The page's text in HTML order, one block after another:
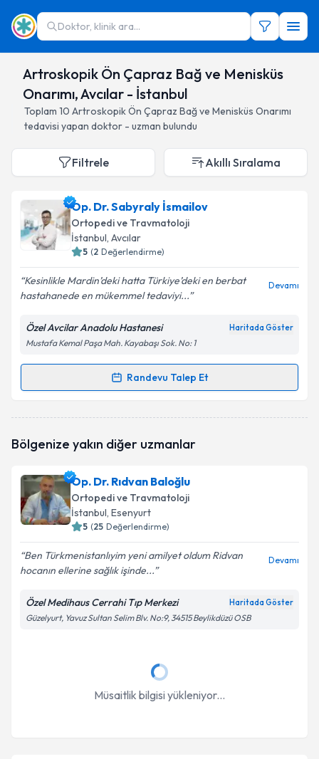
Doktor, klinik ara...
Artroskopik Ön Çapraz Bağ ve Menisküs
Onarımı, Avcılar - İstanbul
Toplam 10 Artroskopik Ön Çapraz Bağ ve Menisküs Onarımı
tedavisi yapan doktor - uzman bulundu
Filtrele Akıllı Sıralama
Op. Dr. Sabyraly İsmailov
Ortopedi ve Travmatoloji
İstanbul, Avcılar
5 (2 Değerlendirme)
Kesinlikle Mardin’deki hatta Türkiye’deki en berbat
hastahanede en mükemmel tedaviyi...
Devamı
Özel Avcilar Anadolu Hastanesi Haritada Göster
Mustafa Kemal Paşa Mah. Kayabaşı Sok. No: 1
Randevu Talep Et
Randevu Takvimi Talebi
oluşturun. Size bu uzmandan randevu almanız için bir
E-posta Adresiniz
Kişisel verilerimin işlenmesine ilişkinAydınlatma
Metni 'ni okudum ve kişisel verilerimin belirtilen
Bölgenize yakın diğer uzmanlar
Op. Dr. Rıdvan Baloğlu
Ortopedi ve Travmatoloji
İstanbul, Esenyurt
5 (25 Değerlendirme)
Ben Türkmenistanlıyim yeni amilyet oldum Ridvan
hocanın ellerine sağlık işinde...
Devamı
Özel Medihaus Cerrahi Tıp Merkezi Haritada Göster
Güzelyurt, Yavuz Sultan Selim Blv. No:9, 34515 Beylikdüzü OSB
Müsaitlik bilgisi yükleniyor...